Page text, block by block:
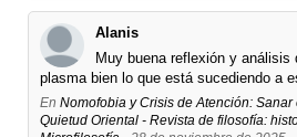
Alanis
Muy buena reflexión y
plasma bien lo que está sucediendo a
En Nomofobia y Crisis de Atención: Sanar
Quietud Oriental - Revista de filosofía: